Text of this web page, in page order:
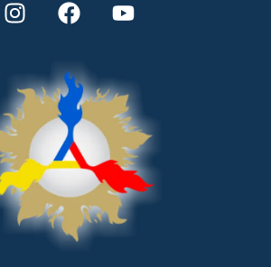
GNOSIS ESPAÑA
Ciencia y cultura del hombre hacia la